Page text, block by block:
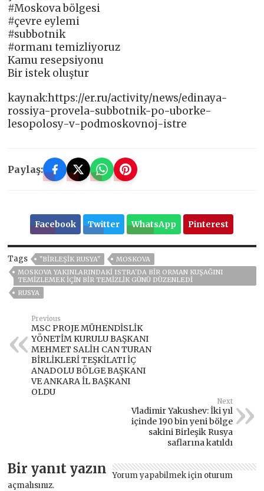
#Moskova bölgesi
#çevre eylemi
#subbotnik
#ormanı temizliyoruz
Kamu resepsiyonu
Bir istek oluştur
kaynak:https://er.ru/activity/news/edinaya-
rossiya-provela-subbotnik-po-uborke-
lesopolosy-v-podmoskovnoj-istre
Paylaş:
Facebook Twitter WhatsApp Pinterest
Tags "BIRLEŞIK RUSYA"
MOSKOVA
MOSKOVA YAKINLARINDAKI ISTRA'DA BIR ORMAN KUŞAĞINI
TEMIZLEMEK IÇIN BIR TEMIZLIK GÜNÜ DÜZENLEDI
RUSYA
Previous
MSC PROJE MÜHENDİSLİK
YÖNETİM KURULU BAŞKANI
MEHMET SALİH CAN TURAN
BİRLİKLERİ TEŞKİLATI İÇ
ANADOLU BÖLGE BAŞKANI
VE ANKARA İL BAŞKANI
OLDU
Next
Vladimir Yakushev: İki yıl
içinde 190 bin yeni bölge
sakini Birleşik Rusya
saflarına katıldı
Bir yanıt yazın Yorum yapabilmek için oturum
açmalısınız.